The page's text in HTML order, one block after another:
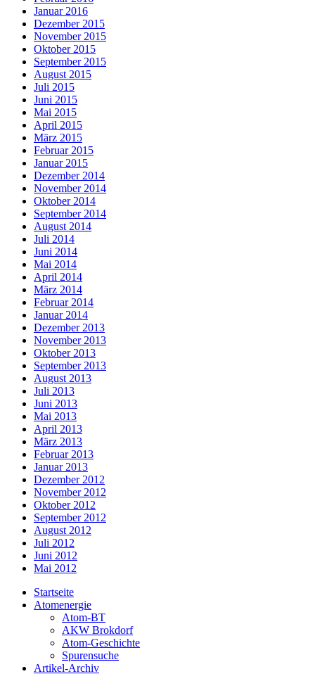
Januar 2016
Dezember 2015
November 2015
Oktober 2015
September 2015
August 2015
Juli 2015
Juni 2015
Mai 2015
April 2015
März 2015
Februar 2015
Januar 2015
Dezember 2014
November 2014
Oktober 2014
September 2014
August 2014
Juli 2014
Juni 2014
Mai 2014
April 2014
März 2014
Februar 2014
Januar 2014
Dezember 2013
November 2013
Oktober 2013
September 2013
August 2013
Juli 2013
Juni 2013
Mai 2013
April 2013
März 2013
Februar 2013
Januar 2013
Dezember 2012
November 2012
Oktober 2012
September 2012
August 2012
Juli 2012
Juni 2012
Mai 2012
Startseite
Atomenergie
Atom-BT
AKW Brokdorf
Atom-Geschichte
Spurensuche
Artikel-Archiv